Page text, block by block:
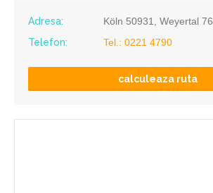
Adresa:
Köln 50931, Weyertal 76
Telefon:
Tel.: 0221 4790
calculeaza ruta